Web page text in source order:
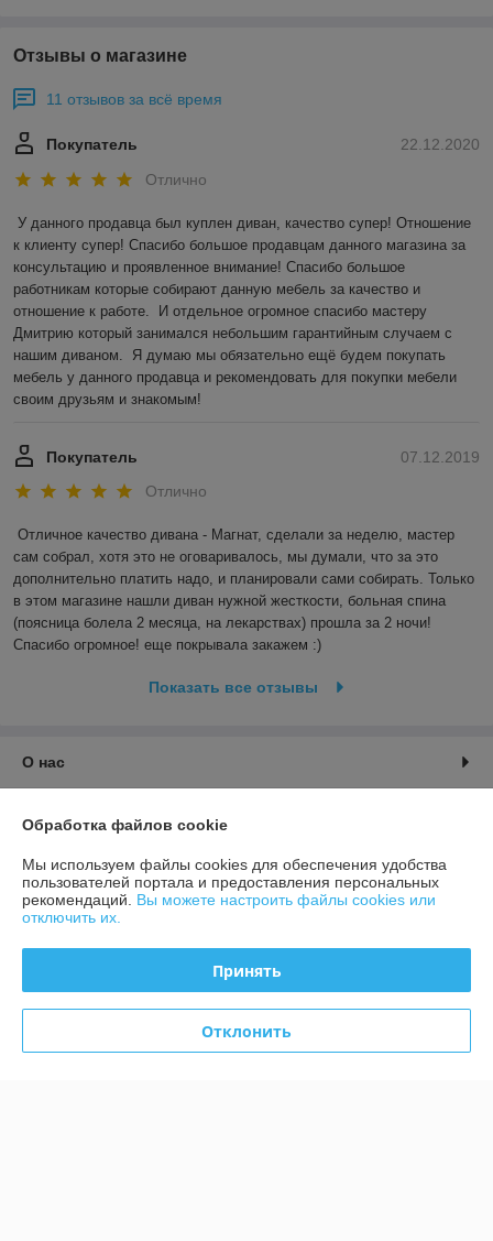
Отзывы о магазине
11 отзывов за всё время
22.12.2020
Покупатель
Отлично
У данного продавца был куплен диван, качество супер! Отношение
к клиенту супер! Спасибо большое продавцам данного магазина за
консультацию и проявленное внимание! Спасибо большое
работникам которые собирают данную мебель за качество и
отношение к работе.  И отдельное огромное спасибо мастеру
Дмитрию который занимался небольшим гарантийным случаем с
нашим диваном.  Я думаю мы обязательно ещё будем покупать
мебель у данного продавца и рекомендовать для покупки мебели
своим друзьям и знакомым!
07.12.2019
Покупатель
Отлично
Отличное качество дивана - Магнат, сделали за неделю, мастер
сам собрал, хотя это не оговаривалось, мы думали, что за это
дополнительно платить надо, и планировали сами собирать. Только
в этом магазине нашли диван нужной жесткости, больная спина
(поясница болела 2 месяца, на лекарствах) прошла за 2 ночи!
Спасибо огромное! еще покрывала закажем :)
Показать все отзывы
О нас
Доставка и оплата
График работы
Обработка файлов cookie
Мы используем файлы cookies для обеспечения удобства
пользователей портала и предоставления персональных
рекомендаций. Вы можете настроить файлы cookies или
отключить их.
Принять
Отклонить